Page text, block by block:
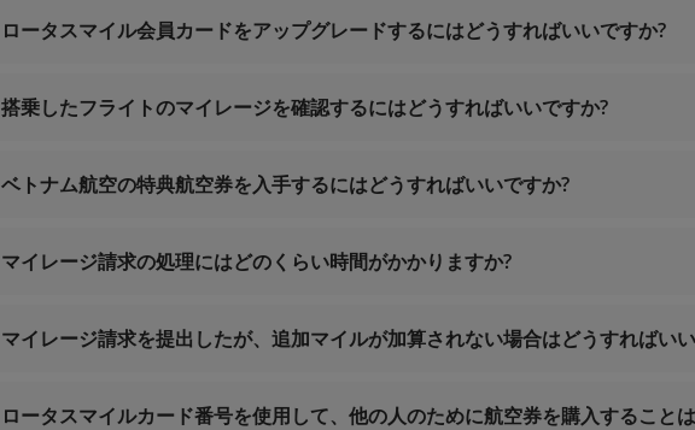
Eメール:
lotusmiles@vietnamairlines.com
ベトナムからのお問い合わせ: 1900 1800
ベトナム以外からのお問い合わせ: +84 24 38320320
vip.lotusmiles@vietnamairlines.com（ミリオンマイラー、プラチナ
ロータスマイル会員カードをアップグレードするにはどうすればいいですか?
カードレベル変更
搭乗したフライトのマイレージを確認するにはどうすればいいですか?
ベトナム航空の特典航空券を入手するにはどうすればいいですか?
特典申請書
提携会社特典申請書
lotusmiles@vietnamairlines.com
（チタニウム、シルバー、登録会員）:
マイレージ請求の処理にはどのくらい時間がかかりますか?
マイレージ請求を提出したが、追加マイルが加算されない場合はどうすればい
ロータスマイルカード番号を使用して、他の人のために航空券を購入すること